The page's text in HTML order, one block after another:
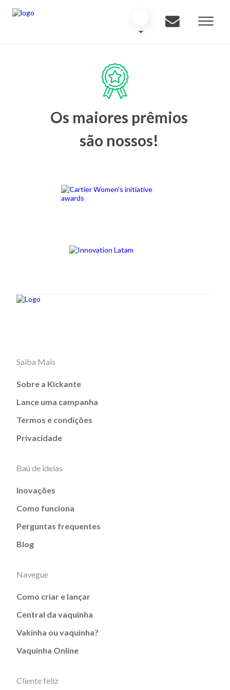
Os maiores prêmios
são nossos!
Saiba Mais
Sobre a Kickante
Lance uma campanha
Termos e condições
Privacidade
Baú de ideias
Inovações
Como funciona
Perguntas frequentes
Blog
Navegue
Como criar e lançar
Central da vaquinha
Vakinha ou vaquinha?
Vaquinha Online
Cliente feliz